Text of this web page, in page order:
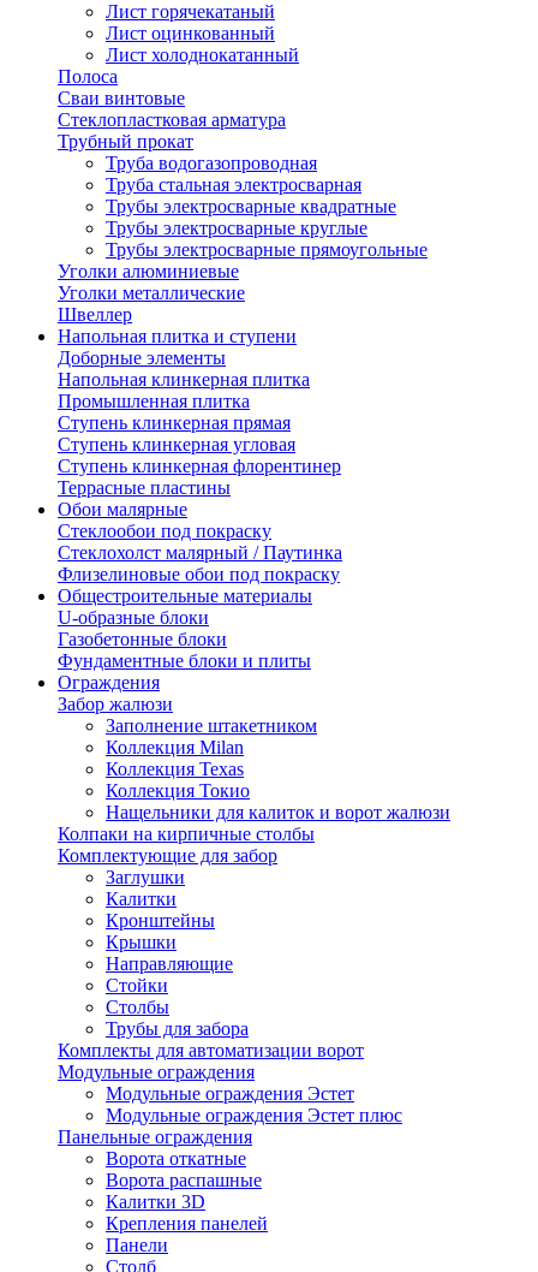
Лист горячекатаный
Лист оцинкованный
Лист холоднокатанный
Полоса
Сваи винтовые
Стеклопластковая арматура
Трубный прокат
Труба водогазопроводная
Труба стальная электросварная
Трубы электросварные квадратные
Трубы электросварные круглые
Трубы электросварные прямоугольные
Уголки алюминиевые
Уголки металлические
Швеллер
Напольная плитка и ступени
Доборные элементы
Напольная клинкерная плитка
Промышленная плитка
Ступень клинкерная прямая
Ступень клинкерная угловая
Ступень клинкерная флорентинер
Террасные пластины
Обои малярные
Стеклообои под покраску
Стеклохолст малярный / Паутинка
Флизелиновые обои под покраску
Общестроительные материалы
U-образные блоки
Газобетонные блоки
Фундаментные блоки и плиты
Ограждения
Забор жалюзи
Заполнение штакетником
Коллекция Milan
Коллекция Texas
Коллекция Токио
Нащельники для калиток и ворот жалюзи
Колпаки на кирпичные столбы
Комплектующие для забор
Заглушки
Калитки
Кронштейны
Крышки
Направляющие
Стойки
Столбы
Трубы для забора
Комплекты для автоматизации ворот
Модульные ограждения
Модульные ограждения Эстет
Модульные ограждения Эстет плюс
Панельные ограждения
Ворота откатные
Ворота распашные
Калитки 3D
Крепления панелей
Панели
Столб